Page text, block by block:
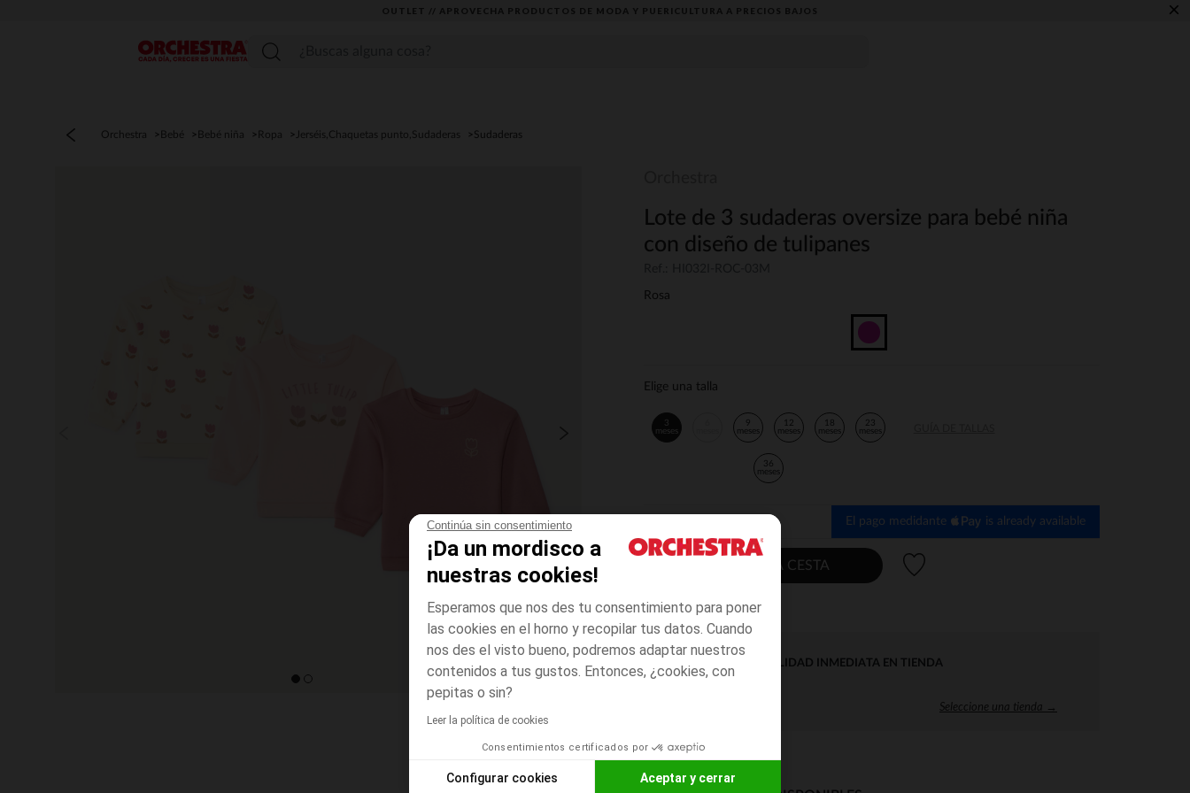
Continúa sin consentimiento
¡Da un mordisco a
nuestras cookies!
Esperamos que nos des tu consentimiento para poner
las cookies en el horno y recopilar tus datos. Cuando
nos des el visto bueno, podremos adaptar nuestros
contenidos a tus gustos. Entonces, ¿cookies, con
pepitas o sin?
Leer la política de cookies
Consentimientos certificados por
Configurar cookies Aceptar y cerrar
OUTLET // APROVECHA PRODUCTOS DE MODA Y PUERICULTURA A PRECIOS BAJOS ×
Menú
Orchestra Bebé Bebé niña Ropa Jerséis,Chaquetas punto,Sudaderas Sudaderas
Lote de 3 sudaderas oversize para bebé niña
con diseño de tulipanes
Rosa
Elige una talla
3
meses
9
meses
12
meses
18
meses
23
meses
36
meses
El pago medidante is already available
AÑADIR A LA CESTA
DISPONIBILIDAD INMEDIATA EN TIENDA
Seleccione una tienda →